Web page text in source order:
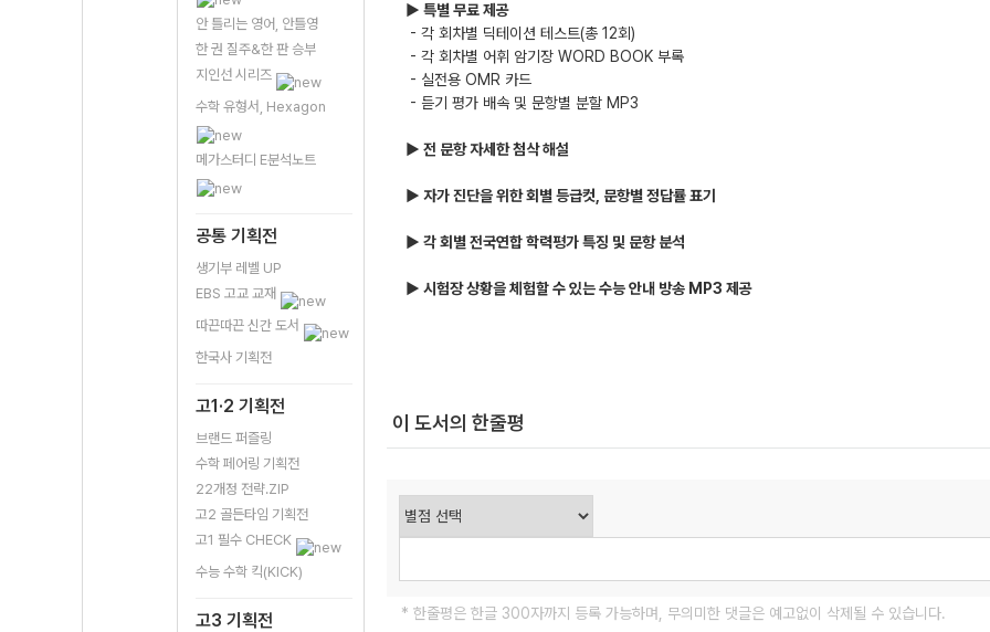
안 틀리는 영어, 안틀영
한 권 질주&한 판 승부
지인선 시리즈
수학 유형서, Hexagon
메가스터디 E분석노트
공통 기획전
생기부 레벨 UP
EBS 고교 교재
따끈따끈 신간 도서
한국사 기획전
고1·2 기획전
브랜드 퍼즐링
수학 페어링 기획전
22개정 전략.ZIP
고2 골든타임 기획전
고1 필수 CHECK
수능 수학 킥(KICK)
고3 기획전
▶ 특별 무료 제공
- 각 회차별 딕테이션 테스트(총 12회)
- 각 회차별 어휘 암기장 WORD BOOK 부록
- 실전용 OMR 카드
- 듣기 평가 배속 및 문항별 분할 MP3
▶ 전 문항 자세한 첨삭 해설
▶ 자가 진단을 위한 회별 등급컷, 문항별 정답률 표기
▶ 각 회별 전국연합 학력평가 특징 및 문항 분석
▶ 시험장 상황을 체험할 수 있는 수능 안내 방송 MP3 제공
이 도서의 한줄평
* 한줄평은 한글 300자까지 등록 가능하며, 무의미한 댓글은 예고없이 삭제될 수 있습니다.